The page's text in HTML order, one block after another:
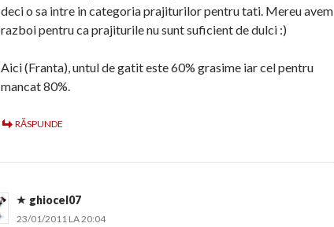
deci o sa intre in categoria prajiturilor pentru tati. Mereu avem
razboi pentru ca prajiturile nu sunt suficient de dulci :)
Aici (Franta), untul de gatit este 60% grasime iar cel pentru
mancat 80%.
RĂSPUNDE
ghiocel07
23/01/2011 LA 20:04